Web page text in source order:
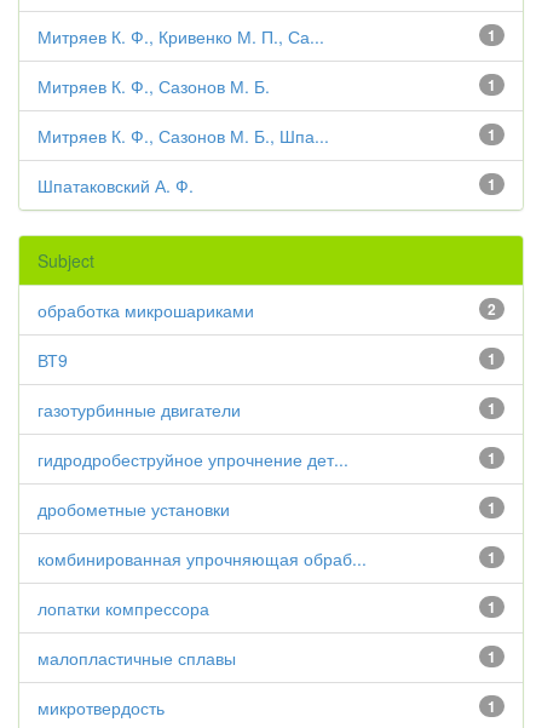
1
Митряев К. Ф., Кривенко М. П., Са...
1
Митряев К. Ф., Сазонов М. Б.
1
Митряев К. Ф., Сазонов М. Б., Шпа...
1
Шпатаковский А. Ф.
Subject
2
обработка микрошариками
1
ВТ9
1
газотурбинные двигатели
1
гидродробеструйное упрочнение дет...
1
дробометные установки
1
комбинированная упрочняющая обраб...
1
лопатки компрессора
1
малопластичные сплавы
1
микротвердость